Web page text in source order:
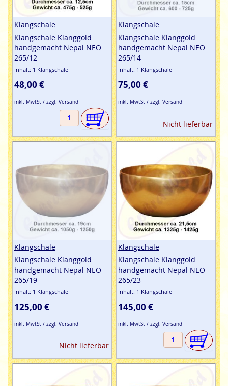
Klangschale
Klangschale Klanggold
handgemacht Nepal NEO
265/12
Inhalt: 1 Klangschale
48,00 €
inkl. MwtSt / zzgl. Versand
Klangschale
Klangschale Klanggold
handgemacht Nepal NEO
265/14
Inhalt: 1 Klangschale
75,00 €
inkl. MwtSt / zzgl. Versand
Nicht lieferbar
Klangschale
Klangschale Klanggold
handgemacht Nepal NEO
265/19
Inhalt: 1 Klangschale
125,00 €
inkl. MwtSt / zzgl. Versand
Nicht lieferbar
Klangschale
Klangschale Klanggold
handgemacht Nepal NEO
265/23
Inhalt: 1 Klangschale
145,00 €
inkl. MwtSt / zzgl. Versand